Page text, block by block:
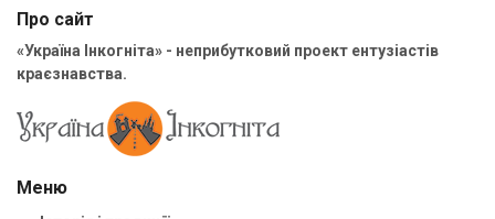
Про сайт
«Україна Інкогніта» - неприбутковий проект ентузіастів
краєзнавства.
Меню